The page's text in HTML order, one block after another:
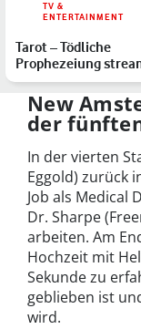
TV &
ENTERTAINMENT
Tarot – Tödliche
Prophezeiung
Den Horrorfilm im
Heimkin…
New
der
In der vierten
Eggold) zurück
Job als Medical
Dr. Sharpe
arbeiten. Am
Hochzeit mit
Sekunde zu
geblieben ist
wird.